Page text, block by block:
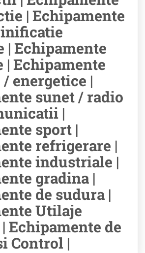
| Echipamente
Echipamente
| Echipamente
energetice |
sunet / radio
|
sport |
refrigerare |
industriale |
gradina |
de sudura |
Utilaje
Echipamente de
Control |